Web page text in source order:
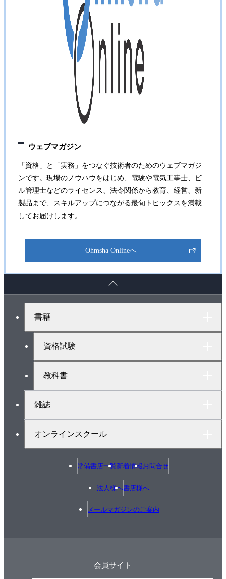
ウェブマガジン
「資格」と「実務」をつなぐ技術者のためのウェブマガジ
ンです。現場のノウハウをはじめ、電験や電気工事士、ビ
ル管理士などのライセンス、法令関係から教育、経営、新
製品まで、スキルアップにつながる最旬トピックスを満載
してお届けします。
Ohmsha Onlineへ
書籍
資格試験
教科書
雑誌
オンラインスクール
常備書店一覧新着情報お問合せ
法人様へ書店様へ
メールマガジンのご案内
会員サイト